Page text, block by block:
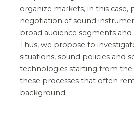
organize markets, in this case,
negotiation of sound
broad audience segments and
Thus, we propose to
situations, sound policies and
technologies starting from the
these processes that often
background.